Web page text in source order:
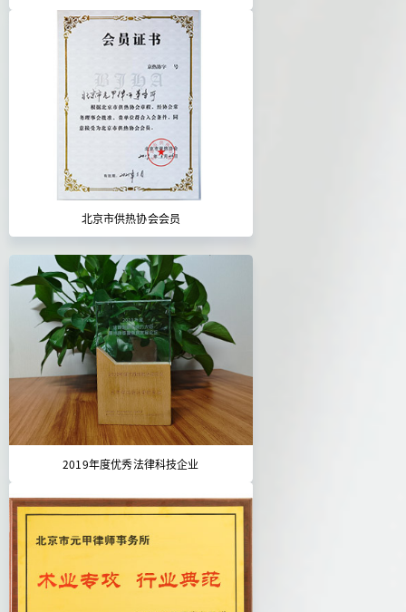
北京市供热协会会员
2019年度优秀法律科技企业